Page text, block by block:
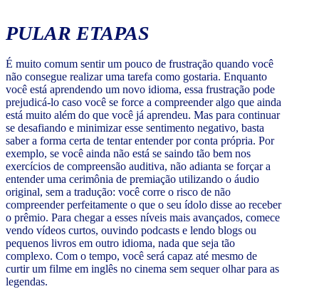
PULAR ETAPAS
É muito comum sentir um pouco de frustração quando você
não consegue realizar uma tarefa como gostaria. Enquanto
você está aprendendo um novo idioma, essa frustração pode
prejudicá-lo caso você se force a compreender algo que ainda
está muito além do que você já aprendeu. Mas para continuar
se desafiando e minimizar esse sentimento negativo, basta
saber a forma certa de tentar entender por conta própria. Por
exemplo, se você ainda não está se saindo tão bem nos
exercícios de compreensão auditiva, não adianta se forçar a
entender uma cerimônia de premiação utilizando o áudio
original, sem a tradução: você corre o risco de não
compreender perfeitamente o que o seu ídolo disse ao receber
o prêmio. Para chegar a esses níveis mais avançados, comece
vendo vídeos curtos, ouvindo podcasts e lendo blogs ou
pequenos livros em outro idioma, nada que seja tão
complexo. Com o tempo, você será capaz até mesmo de
curtir um filme em inglês no cinema sem sequer olhar para as
legendas.